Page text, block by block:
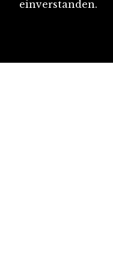
einverstanden.